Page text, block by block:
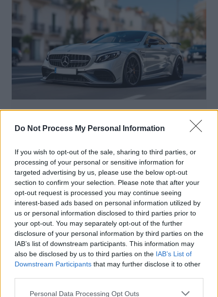
Do Not Process My Personal Information
If you wish to opt-out of the sale, sharing to third parties, or
processing of your personal or sensitive information for
targeted advertising by us, please use the below opt-out
section to confirm your selection. Please note that after your
opt-out request is processed you may continue seeing
interest-based ads based on personal information utilized by
us or personal information disclosed to third parties prior to
your opt-out. You may separately opt-out of the further
disclosure of your personal information by third parties on the
IAB’s list of downstream participants. This information may
also be disclosed by us to third parties on the IAB’s List of
Downstream Participants that may further disclose it to other
Personal Data Processing Opt Outs
Vitesse folle à Marseille : Une Mercedes
flashée à 221 km/h
Auto Pour Vous 5 août 2026 0